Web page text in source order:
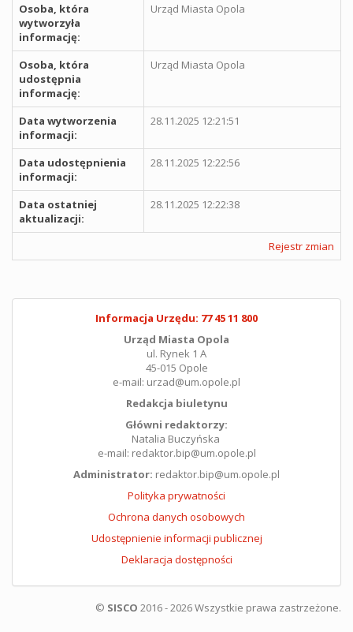
Osoba, która
wytworzyła
informację:
Urząd Miasta Opola
Osoba, która
udostępnia
informację:
Urząd Miasta Opola
Data wytworzenia
informacji:
28.11.2025 12:21:51
Data udostępnienia
informacji:
28.11.2025 12:22:56
Data ostatniej
aktualizacji:
28.11.2025 12:22:38
Rejestr zmian
Informacja Urzędu: 77 45 11 800
Urząd Miasta Opola
ul. Rynek 1 A
45-015 Opole
e-mail: urzad@um.opole.pl
Redakcja biuletynu
Główni redaktorzy:
Natalia Buczyńska
e-mail: redaktor.bip@um.opole.pl
Administrator: redaktor.bip@um.opole.pl
Polityka prywatności
Ochrona danych osobowych
Udostępnienie informacji publicznej
Deklaracja dostępności
© SISCO 2016 - 2026 Wszystkie prawa zastrzeżone.